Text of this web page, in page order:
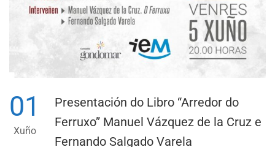
01
Xuño
Presentación do Libro “Arredor do
Ferruxo” Manuel Vázquez de la Cruz e
Fernando Salgado Varela